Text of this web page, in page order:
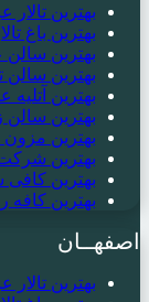
بهترین
بهترین باغ
بهترین سالن
بهترین سالن
بهترین
بهترین سالن
بهترین
بهترین
بهترین
بهترین کافه
اصفهــان
بهترین